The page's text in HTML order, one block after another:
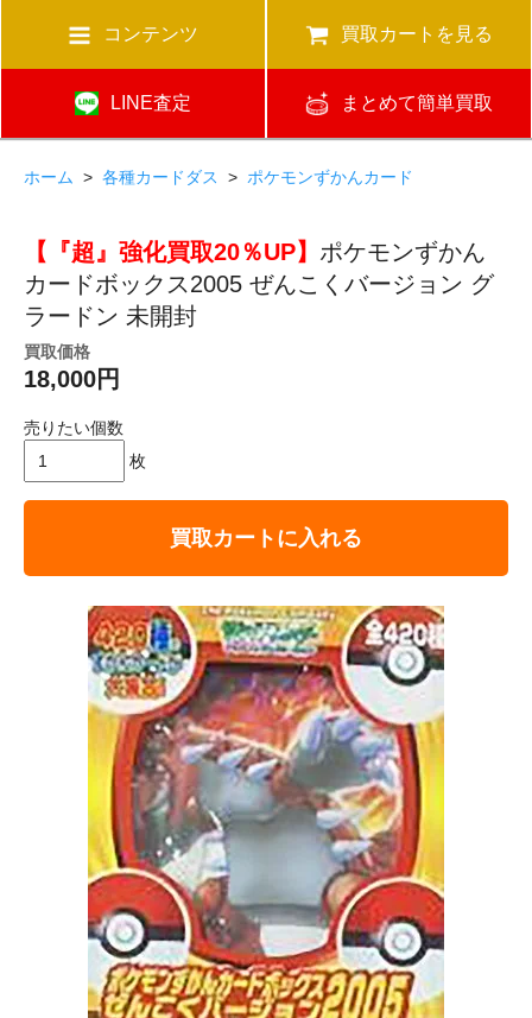
コンテンツ 買取カートを見る
LINE査定 まとめて簡単買取
ホーム > 各種カードダス > ポケモンずかんカード
【『超』強化買取20％UP】 ポケモンずかん
カードボックス2005 ぜんこくバージョン グ
ラードン 未開封
買取価格
18,000円
売りたい個数
枚
買取カートに入れる